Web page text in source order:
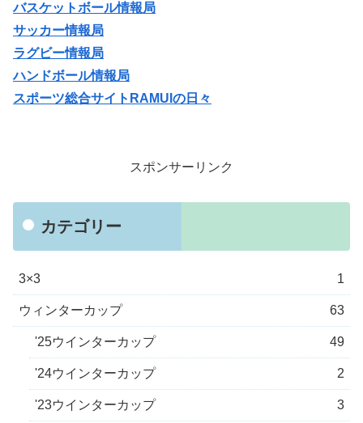
バスケットボール情報局
サッカー情報局
ラグビー情報局
ハンドボール情報局
スポーツ総合サイトRAMUIの日々
スポンサーリンク
カテゴリー
3×3 1
ウィンターカップ 63
'25ウインターカップ 49
'24ウインターカップ 2
'23ウインターカップ 3